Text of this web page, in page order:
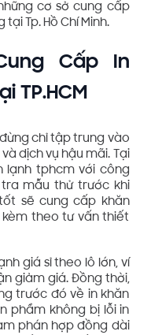
cơ sở cung cấp
Tp. Hồ Chí Minh.
Cấp In
TP.HCM
chỉ tập trung vào
dịch vụ hậu mãi. Tại
lạnh tphcm với công
mẫu thử trước khi
sẽ cung cấp khăn
kèm theo tư vấn thiết
giá sỉ theo lô lớn, ví
giảm giá. Đồng thời,
trước đó về in khăn
phẩm không bị lỗi in
phán hợp đồng dài